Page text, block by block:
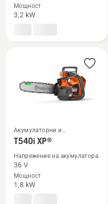
550i
Мощност
3,2 kW
Вижте
повече
подробности
T540i
Акумулаторни и
електрически верижни
триони
T540i XP®
Напрежение на акумулатора
36 V
Мощност
1,8 kW